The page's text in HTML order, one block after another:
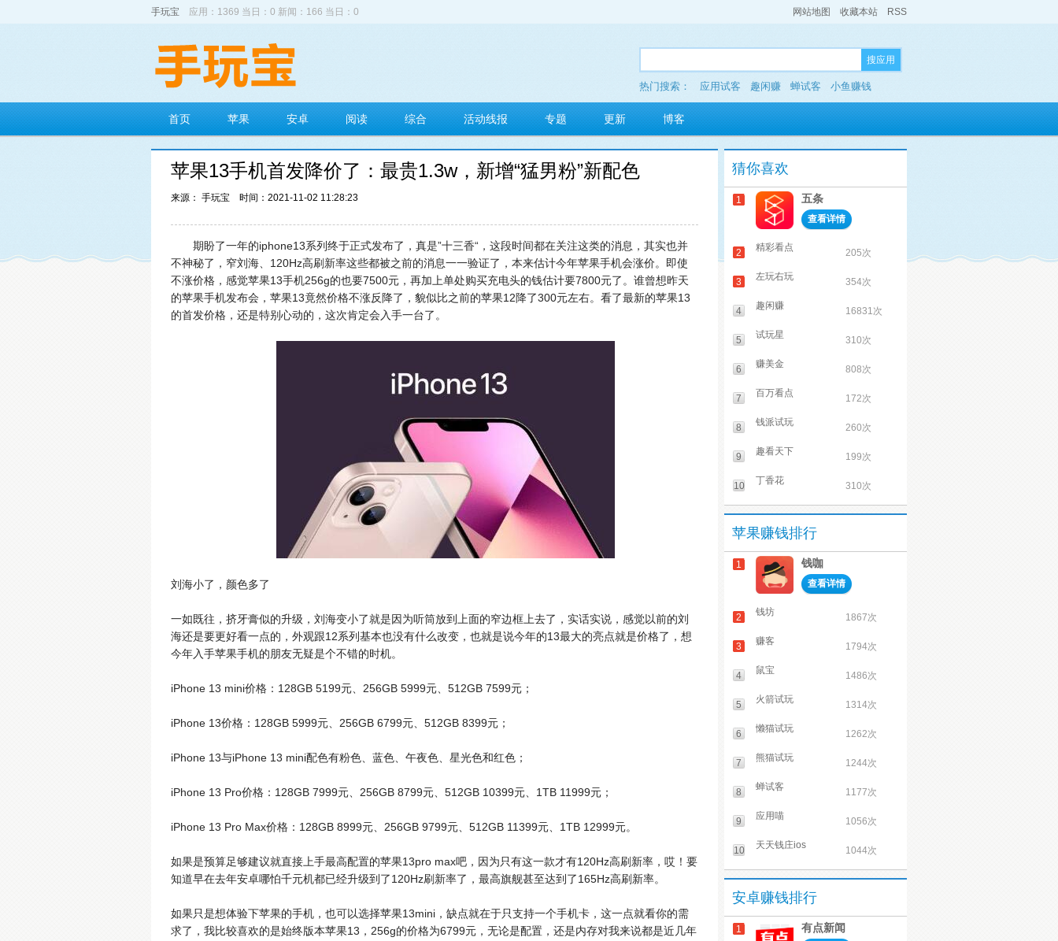
手玩宝 应用：1369 当日：0 新闻：166 当日：0 网站地图 收藏本站 RSS
搜应用
热门搜索： 应用试客 趣闲赚 蝉试客 小鱼赚钱
多玩红包
首页 苹果 安卓 阅读 综合 活动线报 专题 更新 博客
苹果13手机首发降价了：最贵1.3w，新增“猛男粉”新配色
来源： 手玩宝 时间：2021-11-02 11:28:23
期盼了一年的iphone13系列终于正式发布了，真是”十三香“，这段时间都在关注这类的消息，其实也并
不神秘了，窄刘海、120Hz高刷新率这些都被之前的消息一一验证了，本来估计今年苹果手机会涨价。即使
不涨价格，感觉苹果13手机256g的也要7500元，再加上单处购买充电头的钱估计要7800元了。谁曾想昨天
的苹果手机发布会，苹果13竟然价格不涨反降了，貌似比之前的苹果12降了300元左右。看了最新的苹果13
的首发价格，还是特别心动的，这次肯定会入手一台了。
刘海小了，颜色多了
一如既往，挤牙膏似的升级，刘海变小了就是因为听筒放到上面的窄边框上去了，实话实说，感觉以前的刘
海还是要更好看一点的，外观跟12系列基本也没有什么改变，也就是说今年的13最大的亮点就是价格了，想
今年入手苹果手机的朋友无疑是个不错的时机。
iPhone 13 mini价格：128GB 5199元、256GB 5999元、512GB 7599元；
iPhone 13价格：128GB 5999元、256GB 6799元、512GB 8399元；
iPhone 13与iPhone 13 mini配色有粉色、蓝色、午夜色、星光色和红色；
iPhone 13 Pro价格：128GB 7999元、256GB 8799元、512GB 10399元、1TB 11999元；
iPhone 13 Pro Max价格：128GB 8999元、256GB 9799元、512GB 11399元、1TB 12999元。
如果是预算足够建议就直接上手最高配置的苹果13pro max吧，因为只有这一款才有120Hz高刷新率，哎！要
知道早在去年安卓哪怕千元机都已经升级到了120Hz刷新率了，最高旗舰甚至达到了165Hz高刷新率。
如果只是想体验下苹果的手机，也可以选择苹果13mini，缺点就在于只支持一个手机卡，这一点就看你的需
求了，我比较喜欢的是始终版本苹果13，256g的价格为6799元，无论是配置，还是内存对我来说都是近几年
猜你喜欢
1 五条
查看详情
2 精彩看点 205次
3 左玩右玩 354次
4 趣闲赚 16831次
5 试玩星 310次
6 赚美金 808次
7 百万看点 172次
8 钱派试玩 260次
9 趣看天下 199次
10 丁香花 310次
苹果赚钱排行
1 钱咖
查看详情
2 钱坊 1867次
3 赚客 1794次
4 鼠宝 1486次
5 火箭试玩 1314次
6 懒猫试玩 1262次
7 熊猫试玩 1244次
8 蝉试客 1177次
9 应用喵 1056次
10 天天钱庄ios 1044次
安卓赚钱排行
1 有点新闻